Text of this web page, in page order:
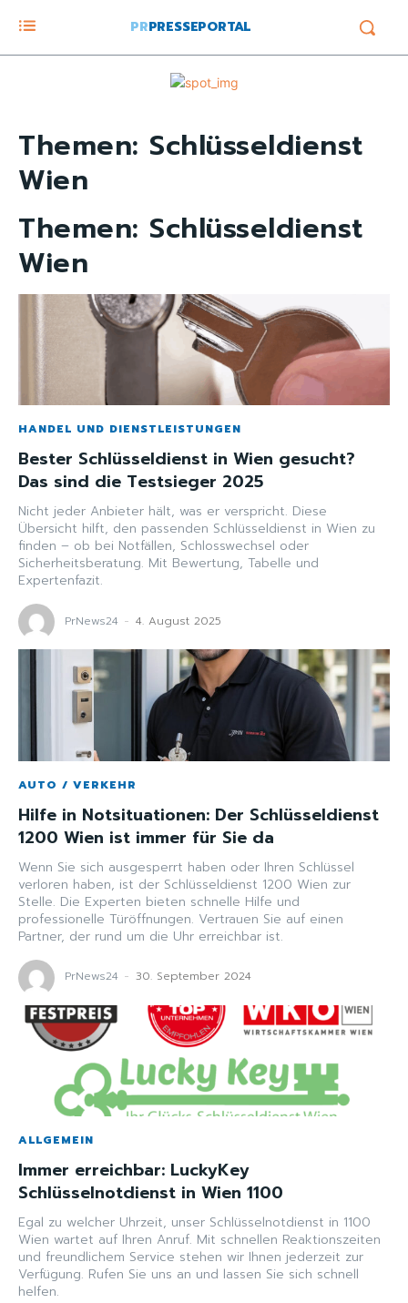
PRPRESSEPORTAL
Themen: Schlüsseldienst
Wien
Themen: Schlüsseldienst
Wien
HANDEL UND DIENSTLEISTUNGEN
Bester Schlüsseldienst in Wien gesucht?
Das sind die Testsieger 2025
Nicht jeder Anbieter hält, was er verspricht. Diese
Übersicht hilft, den passenden Schlüsseldienst in Wien zu
finden – ob bei Notfällen, Schlosswechsel oder
Sicherheitsberatung. Mit Bewertung, Tabelle und
Expertenfazit.
PrNews24 - 4. August 2025
AUTO / VERKEHR
Hilfe in Notsituationen: Der Schlüsseldienst
1200 Wien ist immer für Sie da
Wenn Sie sich ausgesperrt haben oder Ihren Schlüssel
verloren haben, ist der Schlüsseldienst 1200 Wien zur
Stelle. Die Experten bieten schnelle Hilfe und
professionelle Türöffnungen. Vertrauen Sie auf einen
Partner, der rund um die Uhr erreichbar ist.
PrNews24 - 30. September 2024
ALLGEMEIN
Immer erreichbar: LuckyKey
Schlüsselnotdienst in Wien 1100
Egal zu welcher Uhrzeit, unser Schlüsselnotdienst in 1100
Wien wartet auf Ihren Anruf. Mit schnellen Reaktionszeiten
und freundlichem Service stehen wir Ihnen jederzeit zur
Verfügung. Rufen Sie uns an und lassen Sie sich schnell
helfen.